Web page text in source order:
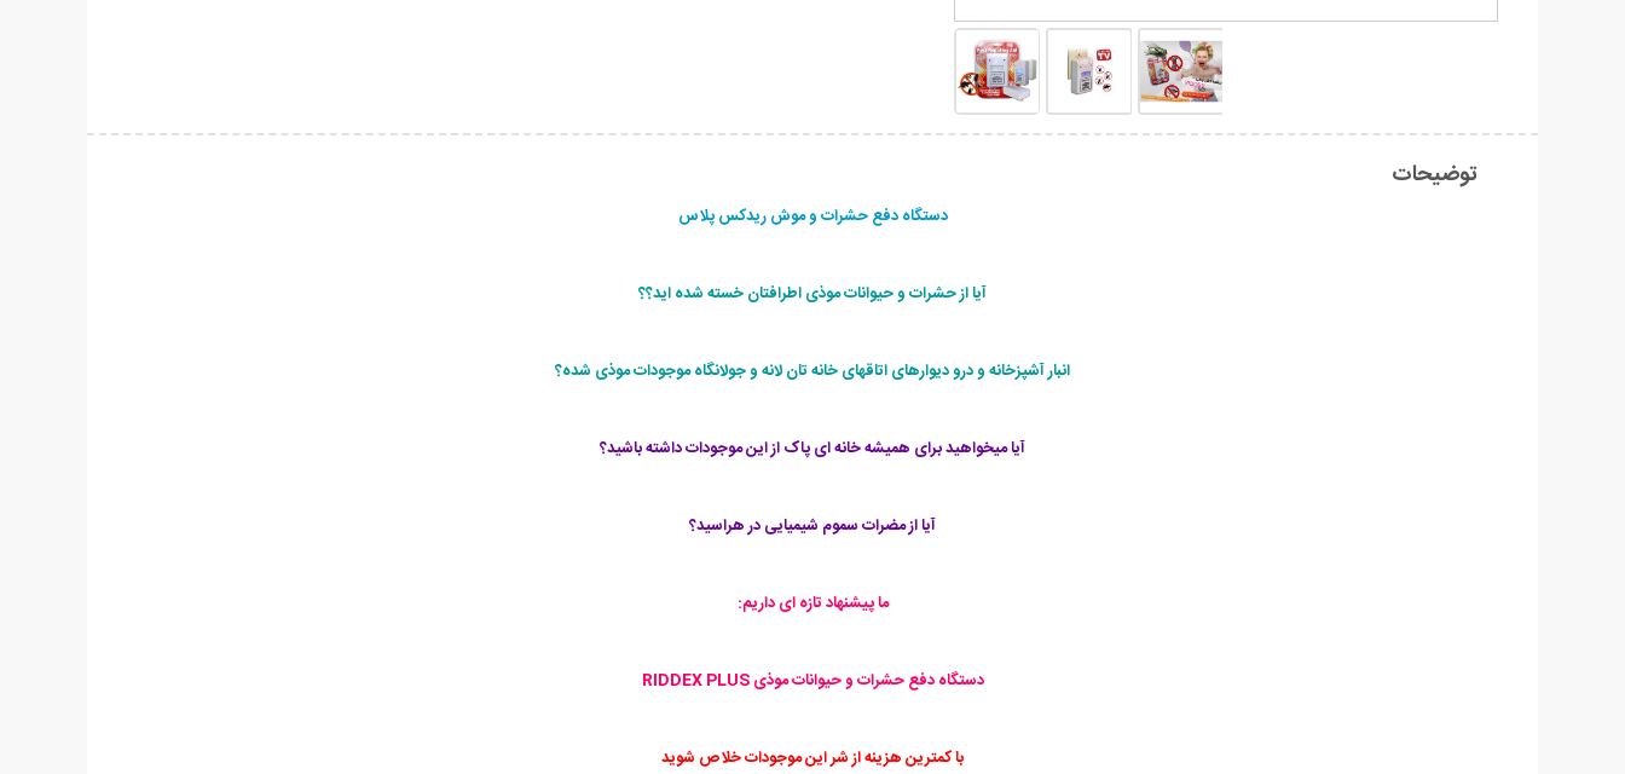
توضیحات
دستگاه دفع حشرات و موش ریدکس پلاس
آیا از حشرات و حیوانات موذی اطرافتان خسته شده اید؟؟
انبار آشپزخانه و درو دیوارهای اتاقهای خانه تان لانه و جولانگاه موجودات موذی شده؟
آیا میخواهید برای همیشه خانه ای پاک از این موجودات داشته باشید؟
آیا از مضرات سموم شیمیایی در هراسید؟
ما پیشنهاد تازه ای داریم:
دستگاه دفع حشرات و حیوانات موذی RIDDEX PLUS
با کمترین هزینه از شر این موجودات خلاص شوید